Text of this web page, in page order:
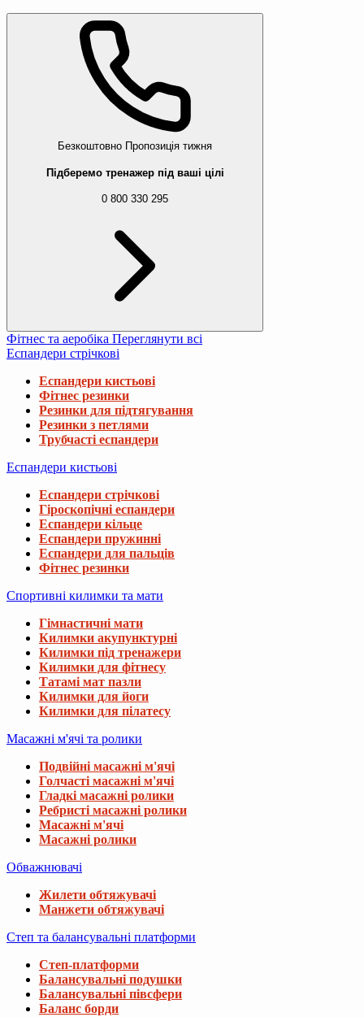
Безкоштовно Пропозиція тижня
Підберемо тренажер під ваші цілі
0 800 330 295
Фітнес та аеробіка Переглянути всі
Еспандери стрічкові
Еспандери кистьові
Фітнес резинки
Резинки для підтягування
Резинки з петлями
Трубчасті еспандери
Еспандери кистьові
Еспандери стрічкові
Гіроскопічні еспандери
Еспандери кільце
Еспандери пружинні
Еспандери для пальців
Фітнес резинки
Спортивні килимки та мати
Гімнастичні мати
Килимки акупунктурні
Килимки під тренажери
Килимки для фітнесу
Татамі мат пазли
Килимки для йоги
Килимки для пілатесу
Масажні м'ячі та ролики
Подвійні масажні м'ячі
Голчасті масажні м'ячі
Гладкі масажні ролики
Ребристі масажні ролики
Масажні м'ячі
Масажні ролики
Обважнювачі
Жилети обтяжувачі
Манжети обтяжувачі
Степ та балансувальні платформи
Степ-платформи
Балансувальні подушки
Балансувальні півсфери
Баланс борди